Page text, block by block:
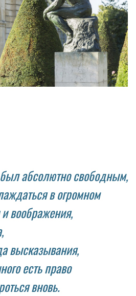
абсолютно свободным,
в огромном
воображения,
высказывания,
есть право
вновь.